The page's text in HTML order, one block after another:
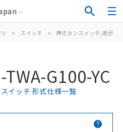
> スイッチ > 押ボタンスイッチ/表示灯
G100-YC
イッチ 形式仕様一覧